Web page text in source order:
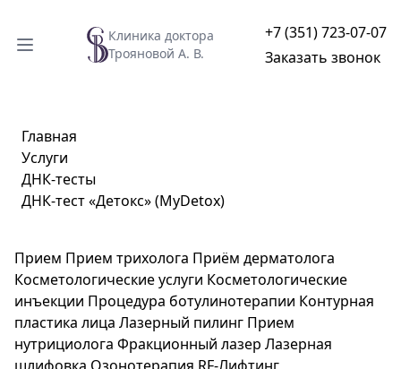
Клиника доктора
Трояновой А. В.
+7 (351) 723-07-07
Заказать звонок
Главная
Услуги
ДНК-тесты
ДНК-тест «Детокс» (MyDetox)
Прием Прием трихолога Приём дерматолога
Косметологические услуги Косметологические
инъекции Процедура ботулинотерапии Контурная
пластика лица Лазерный пилинг Прием
нутрициолога Фракционный лазер Лазерная